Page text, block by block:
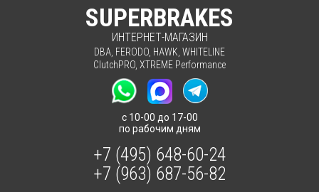
SUPERBRAKES
ИНТЕРНЕТ-МАГАЗИН
DBA FERODO HAWK WHITELINE
ClutchPRO XTREME Performance
с 10-00 до 17-00
по рабочим дням
+7 (495) 648-60-24
+7 (963) 687-56-82